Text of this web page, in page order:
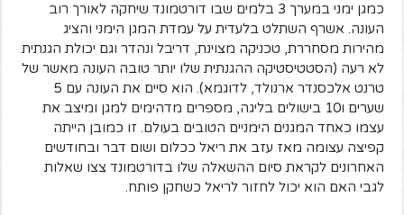
כמגן ימני במערך 3 בלמים שבו דורטמונד שיחקה לאורך רוב
העונה. אשרף השתלט בלעדית על עמדת המגן הימני והציג
מהירות מסחררת, טכניקה מצוינת, דריבל ונהדר וגם יכולת הגנתית
לא רעה (הסטטיסטיקה ההגנתית שלו יותר טובה העונה מאשר של
טרנט אלכסנדר ארנולד, לדוגמא). הוא סיים את העונה עם 5
שערים ו10 בישולים בליגה, מספרים מדהימים למגן ומיצב את
עצמו כאחד המגנים הימניים הטובים בעולם. זו כמובן הייתה
קפיצה עצומה מאז עזב את ריאל ככלום ושום דבר ובחודשים
האחרונים לקראת סיום ההשאלה שלו בדורטמונד צצו שאלות
לגבי האם הוא יכול לחזור לריאל כשחקן פותח.